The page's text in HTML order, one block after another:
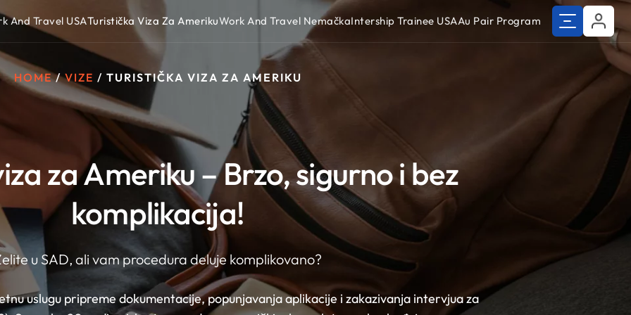
And Travel USATuristička Viza Za AmerikuWork And Travel NemačkaIntership Trainee USAAu Pair Program
HOME/VIZE / TURISTIČKA VIZA ZA AMERIKU
za Ameriku – Brzo, sigurno i bez
komplikacija!
u SAD, ali vam procedura deluje komplikovano?
uslugu pripreme dokumentacije, popunjavanja aplikacije i zakazivanja intervjua za